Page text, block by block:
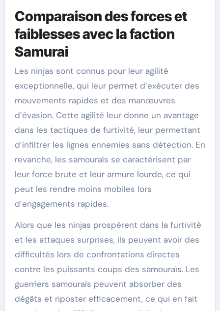
Comparaison des forces et
faiblesses avec la faction
Samurai
Les ninjas sont connus pour leur agilité
exceptionnelle, qui leur permet d’exécuter des
mouvements rapides et des manœuvres
d’évasion. Cette agilité leur donne un avantage
dans les tactiques de furtivité, leur permettant
d’infiltrer les lignes ennemies sans détection. En
revanche, les samouraïs se caractérisent par
leur force brute et leur armure lourde, ce qui
peut les rendre moins mobiles lors
d’engagements rapides.
Alors que les ninjas prospèrent dans la furtivité
et les attaques surprises, ils peuvent avoir des
difficultés lors de confrontations directes
contre les puissants coups des samouraïs. Les
guerriers samouraïs peuvent absorber des
dégâts et riposter efficacement, ce qui en fait